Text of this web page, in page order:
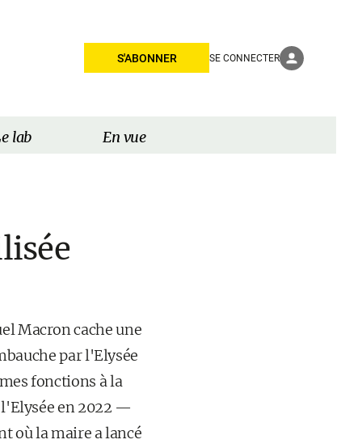
S'ABONNER SE CONNECTER
lab En vue
Macron cache une
par l'Elysée
fonctions à la
en 2022 —
où la maire a lancé